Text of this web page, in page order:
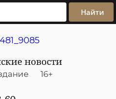
Найти
новости
16+